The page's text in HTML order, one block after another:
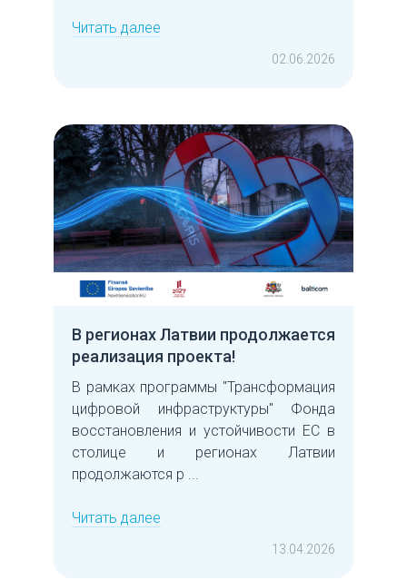
Читать далее
02.06.2026
В регионах Латвии продолжается
реализация проекта!
В рамках программы "Трансформация
цифровой инфраструктуры" Фонда
восстановления и устойчивости ЕС в
столице и регионах Латвии
продолжаются р ...
Читать далее
13.04.2026